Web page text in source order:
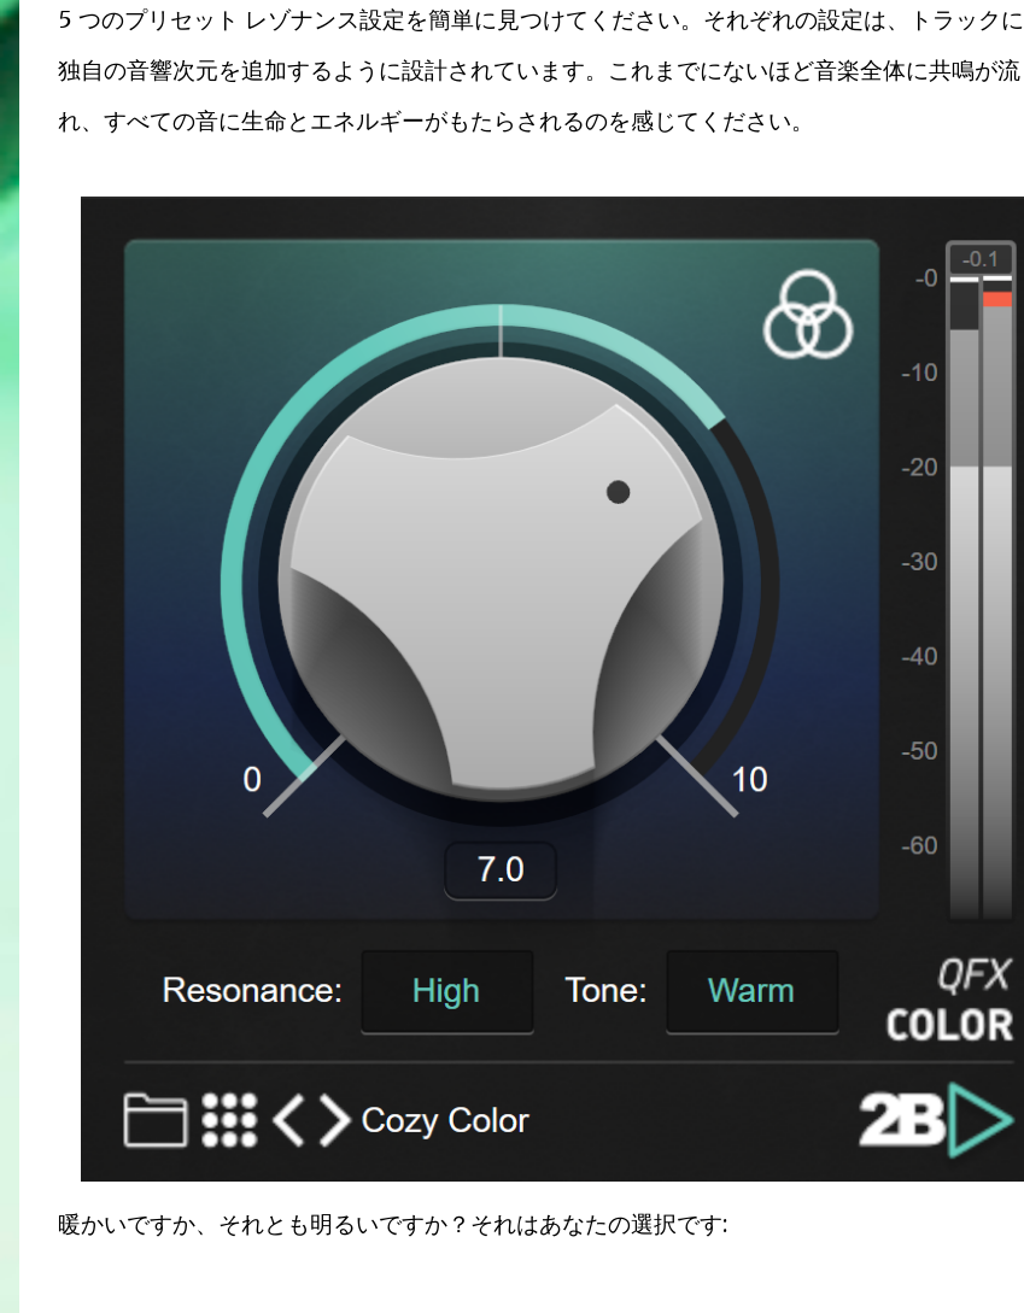
5 つのプリセット レゾナンス設定を簡単に見つけてください。それぞれの設定は、トラックに
独自の音響次元を追加するように設計されています。これまでにないほど音楽全体に共鳴が流
れ、すべての音に生命とエネルギーがもたらされるのを感じてください。
暖かいですか、それとも明るいですか？それはあなたの選択です: